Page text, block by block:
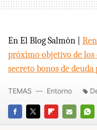
En El Blog Salmòn |
próximo objetivo de los
secreto bonos de
FACEBOOK
TWITTERFLIPBOARD
E-
TEMAS Entorno